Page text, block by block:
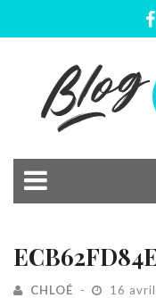
CHLOÉ 16